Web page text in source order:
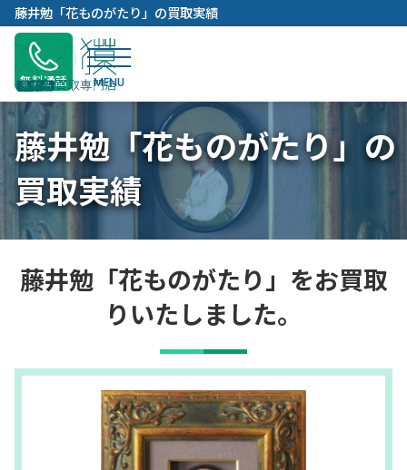
内
容
キ
プ
藤井勉「花ものがたり」の買取実績
無料通話
藤井勉「花ものがたり」の
買取実績
藤井勉「花ものがたり」をお買取
りいたしました。